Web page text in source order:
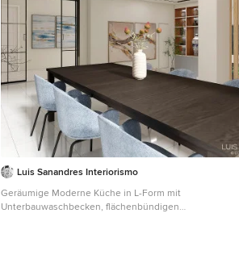
Luis Sanandres Interiorismo
Geräumige Moderne Küche in L-Form mit
Unterbauwaschbecken, flächenbündigen